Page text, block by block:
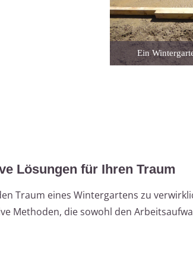
Ein
Lösungen für Ihren Traum
Traum eines Wintergartens zu
Methoden, die sowohl den